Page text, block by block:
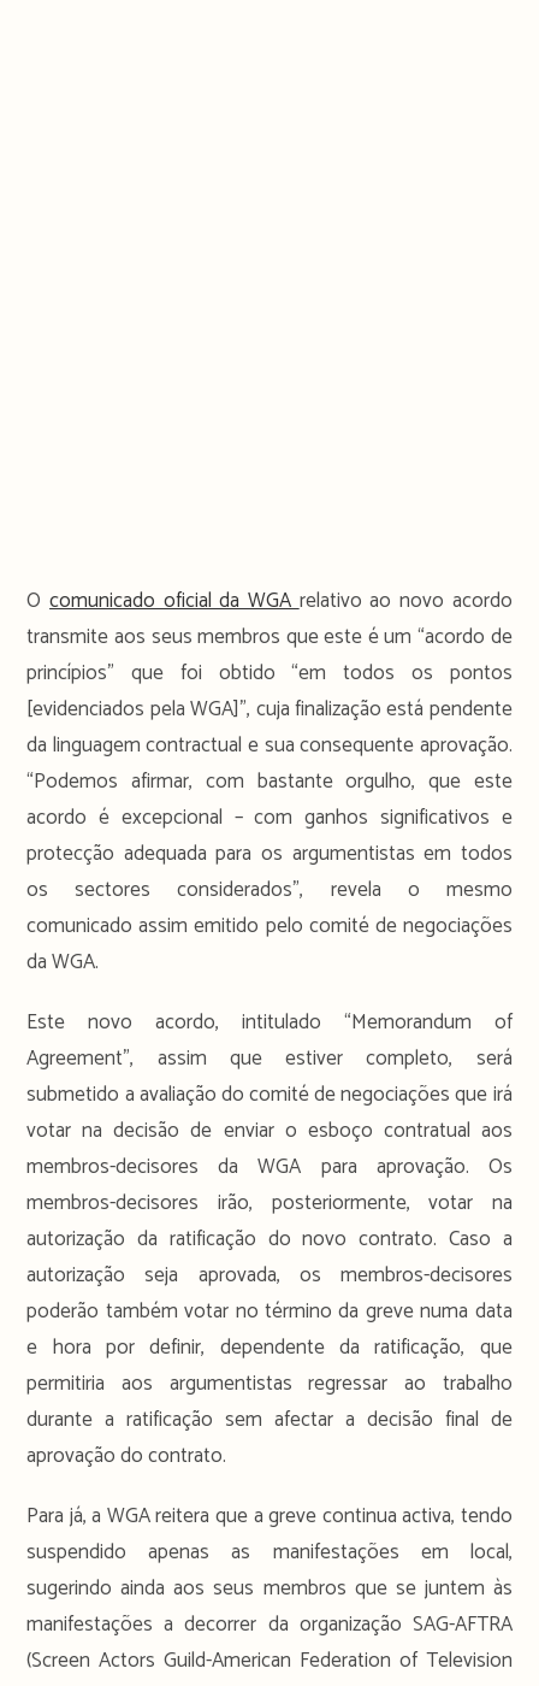
Ocomunicado oficial da WGArelativo ao novo acordo
transmite aos seus membros que este é um “acordo de
princípios” que foi obtido “em todos os pontos
[evidenciados pela WGA]”, cuja finalização está pendente
da linguagem contractual e sua consequente aprovação.
“Podemos afirmar, com bastante orgulho, que este
acordo é excepcional – com ganhos significativos e
protecção adequada para os argumentistas em todos
os sectores considerados”, revela o mesmo
comunicado assim emitido pelo comité de negociações
da WGA.
Este novo acordo, intitulado “Memorandum of
Agreement”, assim que estiver completo, será
submetido a avaliação do comité de negociações que irá
votar na decisão de enviar o esboço contratual aos
membros-decisores da WGA para aprovação. Os
membros-decisores irão, posteriormente, votar na
autorização da ratificação do novo contrato. Caso a
autorização seja aprovada, os membros-decisores
poderão também votar no término da greve numa data
e hora por definir, dependente da ratificação, que
permitiria aos argumentistas regressar ao trabalho
durante a ratificação sem afectar a decisão final de
aprovação do contrato.
Para já, a WGA reitera que a greve continua activa, tendo
suspendido apenas as manifestações em local,
sugerindo ainda aos seus membros que se juntem às
manifestações a decorrer da organização SAG-AFTRA
(Screen Actors Guild-American Federation of Television